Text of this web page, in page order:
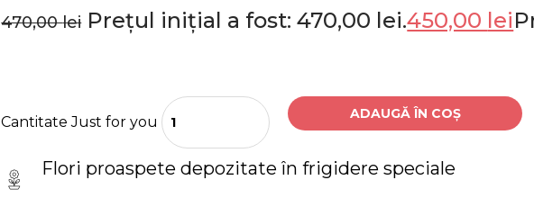
470,00lei Prețul inițial a fost: 470,00 lei.450,00 lei
Cantitate Just for you
ADAUGĂ ÎN COȘ
Flori proaspete depozitate în frigidere speciale